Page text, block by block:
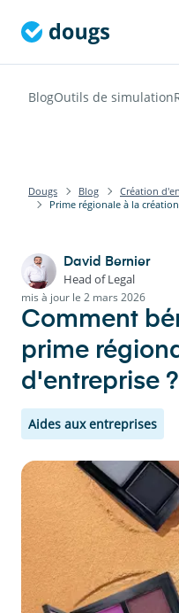
BlogOutils de simulation
Dougs Blog
Création
Prime régionale à la
David Bernier
Head of Legal
mis à jour le 2 mars 2026
Comment
prime
d'entreprise ?
Aides aux entreprises